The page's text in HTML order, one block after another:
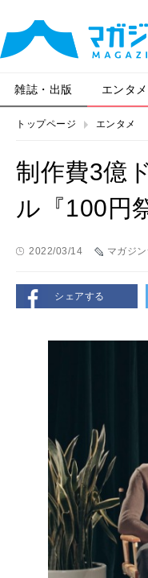
雑誌・出版 エンタメ
トップページ エンタメ
制作費3億
ル『100円
2022/03/14 マガジ
シェアする